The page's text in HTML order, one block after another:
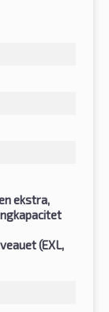
ekstra,
(EXL,